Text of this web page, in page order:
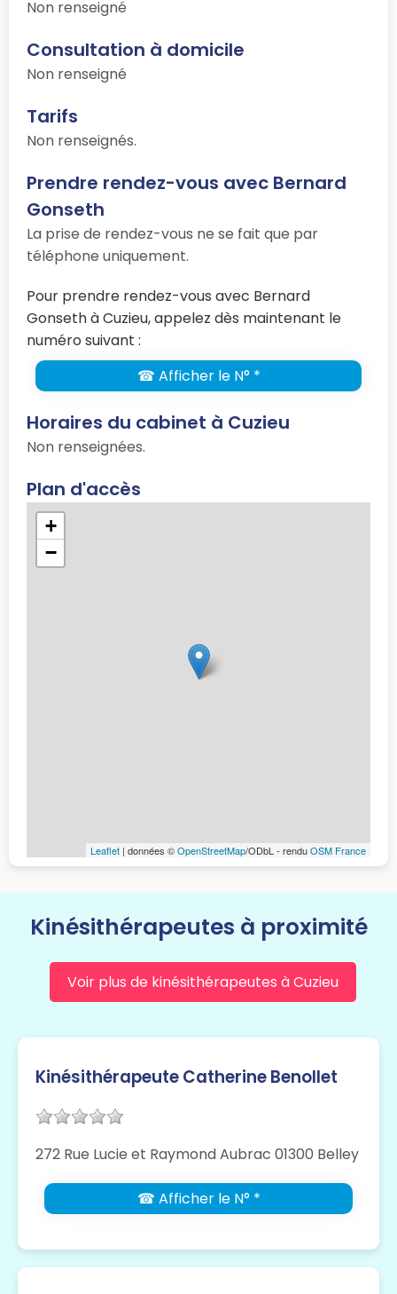
Non renseigné
Consultation à domicile
Non renseigné
Tarifs
Non renseignés.
Prendre rendez-vous avec Bernard
Gonseth
La prise de rendez-vous ne se fait que par
téléphone uniquement.
Pour prendre rendez-vous avec Bernard
Gonseth à Cuzieu, appelez dès maintenant le
numéro suivant :
☎ Afficher le N° *
Horaires du cabinet à Cuzieu
Non renseignées.
Plan d'accès
+
−
Leaflet | données ©OpenStreetMap/ODbL - renduOSM France
Kinésithérapeutes à proximité
Voir plus de kinésithérapeutes à Cuzieu
Kinésithérapeute Catherine Benollet
272 Rue Lucie et Raymond Aubrac 01300 Belley
☎ Afficher le N° *